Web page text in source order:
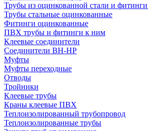
Трубы из оцинкованной стали и
Трубы стальные оцинкованные
Фитинги оцинкованные
ПВХ трубы и фитинги к ним
Клеевые соединители
Соединители ВН-НР
Муфты
Муфты переходные
Отводы
Тройники
Клеевые трубы
Краны клеевые ПВХ
Теплоизолированный трубопровод
Теплоизолированные трубы